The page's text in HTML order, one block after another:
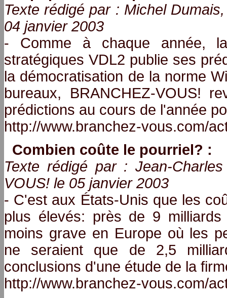
Texte rédigé par : Michel
04 janvier 2003
- Comme à chaque année,
stratégiques VDL2 publie ses
la démocratisation de la norme
bureaux, BRANCHEZ-VOUS!
prédictions au cours de l'année
http://www.branchez-vous.com/
Combien coûte le pourriel? :
Texte rédigé par : Jean-
VOUS! le 05 janvier 2003
- C'est aux États-Unis que les
plus élevés: près de 9
moins grave en Europe où les
ne seraient que de 2,5
conclusions d'une étude de la
http://www.branchez-vous.com/